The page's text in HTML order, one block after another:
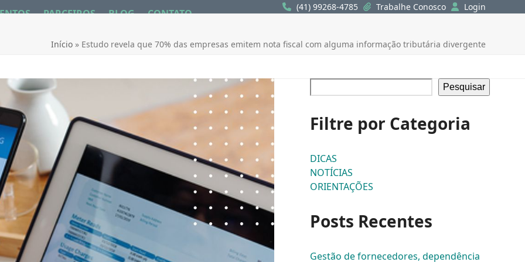
(41) 99268-4785 Trabalhe Conosco Login
PARCEIROS BLOG CONTATO
Início» Estudo revela que 70% das empresas emitem nota fiscal com alguma informação tributária divergente
Pesquisar
Filtre por Categoria
DICAS
NOTÍCIAS
ORIENTAÇÕES
Posts Recentes
Gestão de fornecedores, dependência